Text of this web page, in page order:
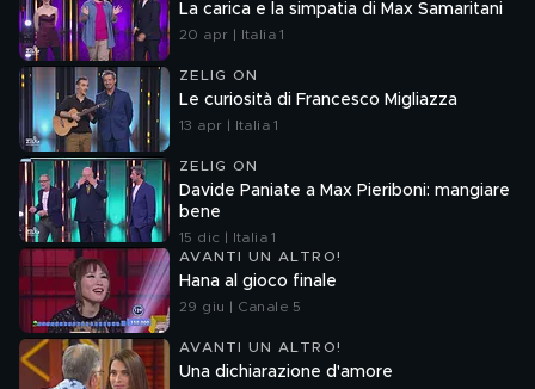
La carica e la simpatia di Max Samaritani
20 apr | Italia 1
ZELIG ON
Le curiosità di Francesco Migliazza
13 apr | Italia 1
ZELIG ON
Davide Paniate a Max Pieriboni: mangiare
bene
15 dic | Italia 1
AVANTI UN ALTRO!
Hana al gioco finale
29 giu | Canale 5
AVANTI UN ALTRO!
Una dichiarazione d'amore